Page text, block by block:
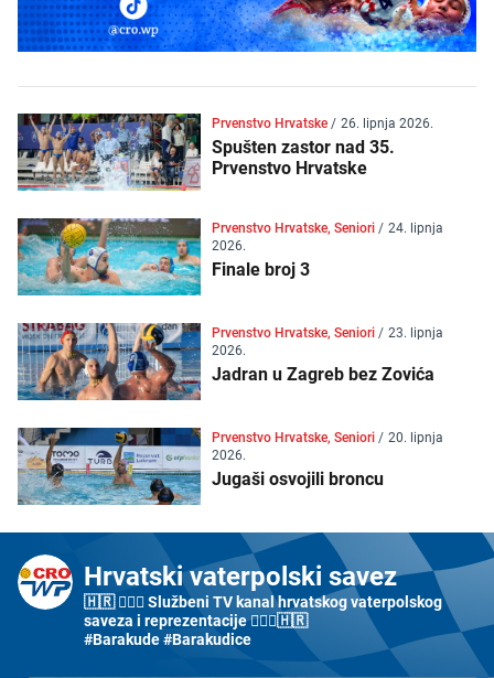
Prvenstvo Hrvatske / 26. lipnja 2026.
Spušten zastor nad 35.
Prvenstvo Hrvatske
Prvenstvo Hrvatske, Seniori / 24. lipnja
2026.
Finale broj 3
Prvenstvo Hrvatske, Seniori / 23. lipnja
2026.
Jadran u Zagreb bez Zovića
Prvenstvo Hrvatske, Seniori / 20. lipnja
2026.
Jugaši osvojili broncu
Hrvatski vaterpolski savez
🇭🇷 🤽🏼‍♂️ Službeni TV kanal hrvatskog vaterpolskog
saveza i reprezentacije 🤽🏼‍♀️🇭🇷
#Barakude #Barakudice